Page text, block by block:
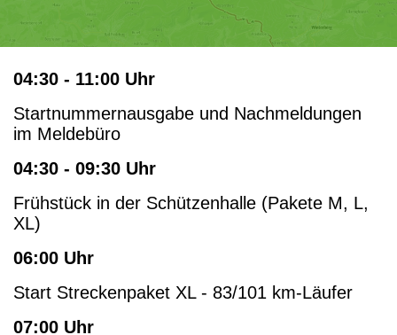
04:30 - 11:00 Uhr
Startnummernausgabe und Nachmeldungen
im Meldebüro
04:30 - 09:30 Uhr
Frühstück in der Schützenhalle (Pakete M, L,
XL)
06:00 Uhr
Start Streckenpaket XL - 83/101 km-Läufer
07:00 Uhr